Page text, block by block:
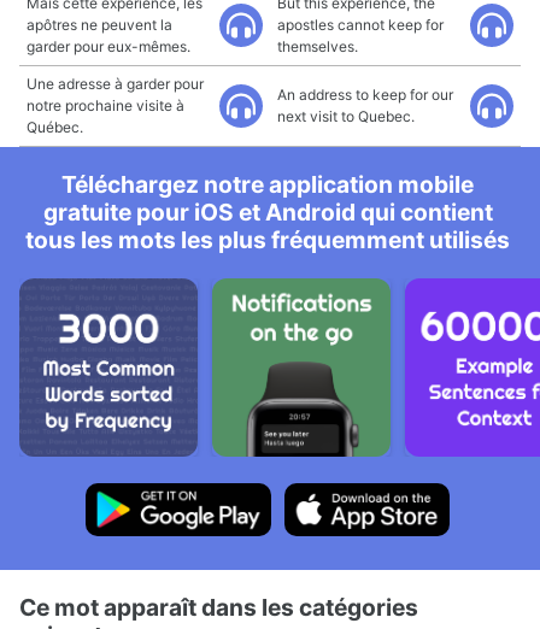
apôtres ne peuvent la
garder pour eux-mêmes.
apostles cannot keep for
themselves.
Une adresse à garder pour
notre prochaine visite à
Québec.
An address to keep for our
next visit to Quebec.
Téléchargez notre application mobile
gratuite pour iOS et Android qui contient
tous les mots les plus fréquemment utilisés
Ce mot apparaît dans les catégories